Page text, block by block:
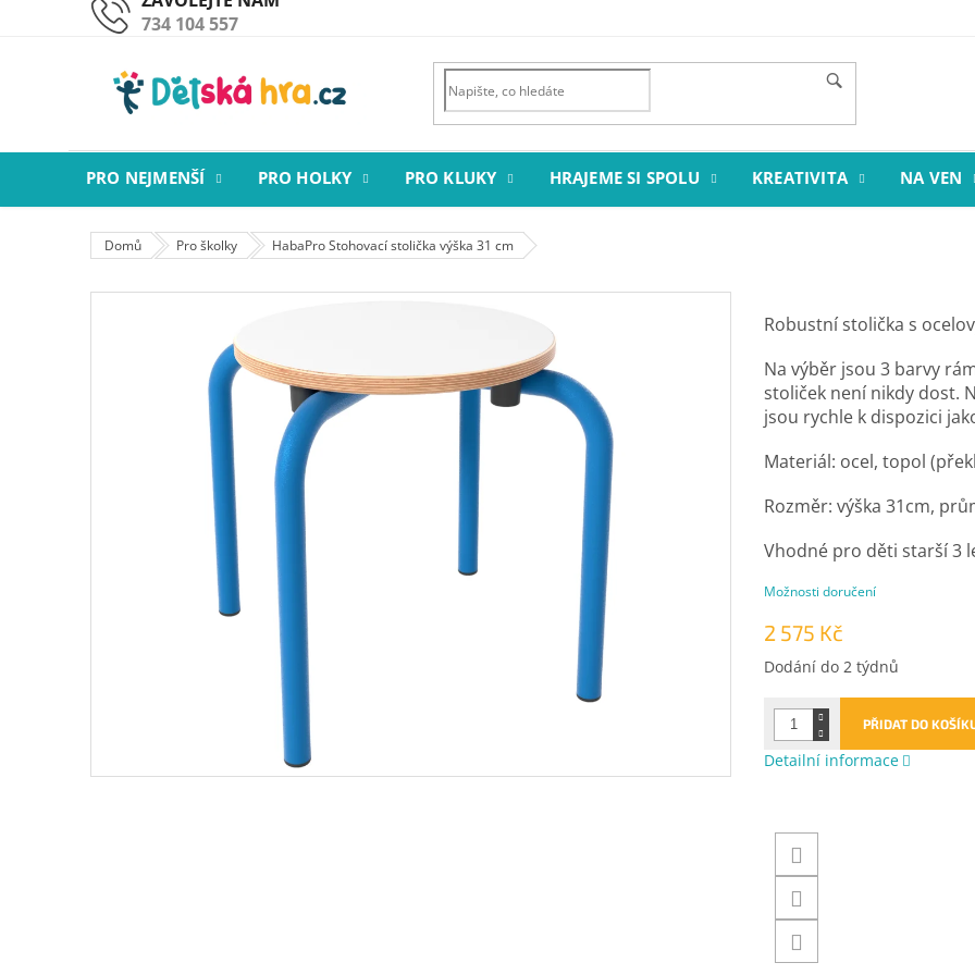
734 104 557
PRO NEJMENŠÍ PRO HOLKY PRO KLUKY HRAJEME SI SPOLU KREATIVITA NA VEN
Domů Pro školky HabaPro Stohovací stolička výška 31 cm
2 575 Kč
Měrná
Dodání do 2 týdnů
Možnosti doručení
PŘIDAT DO
Robustní stolička s
Na výběr jsou 3 barvy
stoliček není nikdy dost.
jsou rychle k dispozici
Materiál: ocel, topol
Rozměr: výška 31cm,
Vhodné pro děti starší 3
Detailní informace